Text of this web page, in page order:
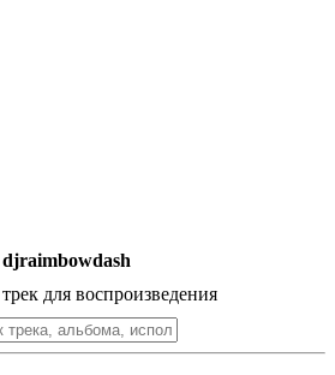
djraimbowdash
для воспроизведения